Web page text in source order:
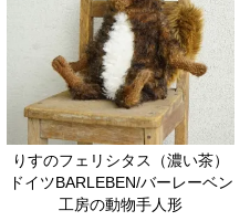
りすのフェリシタス（濃い茶）
ドイツBARLEBEN/バーレーベン
工房の動物手人形